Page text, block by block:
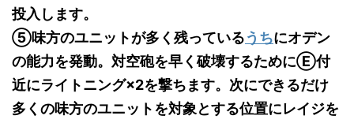
投入します。
⑤味方のユニットが多く残っているうちにオデン
の能力を発動。対空砲を早く破壊するためにⒺ付
近にライトニング×2を撃ちます。次にできるだけ
多くの味方のユニットを対象とする位置にレイジを